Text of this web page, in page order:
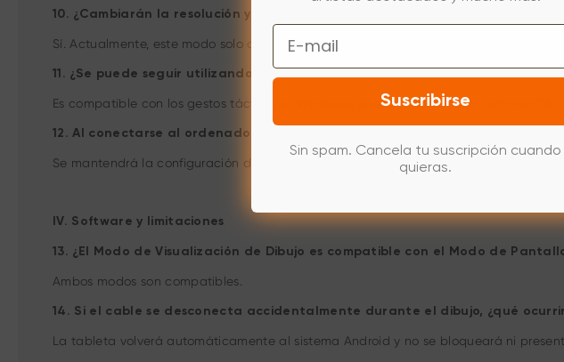
10. ¿Cambiarán la resolución y la frecuencia de actualización de la
Sí. Actualmente, este modo solo admite visualización extendida en 1080p a 60 Hz.
11. ¿Se puede seguir utilizando la función multitáctil de la tableta al
Es compatible con los gestos táctiles en Windows, pero actualmente no en macOS.
12. Al conectarse al ordenador, ¿la configuración de color de la pantalla
Se mantendrá la configuración de Android.
IV. Software y limitaciones
13. ¿El Modo de Visualización de Dibujo es compatible con el Modo de
Ambos modos son compatibles.
14. Si el cable se desconecta accidentalmente durante el dibujo, ¿qué
La tableta volverá automáticamente al sistema Android y no se bloqueará ni
Email
Suscribirse
Sin spam. Cancela tu suscripción cuando
quieras.